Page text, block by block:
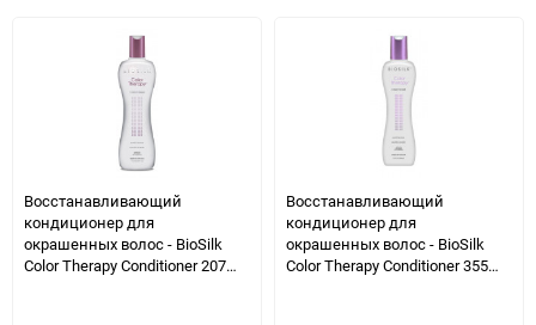
Восстанавливающий
кондиционер для
окрашенных волос - BioSilk
Color Therapy Conditioner 207
Восстанавливающий
кондиционер для
окрашенных волос - BioSilk
Color Therapy Conditioner 355